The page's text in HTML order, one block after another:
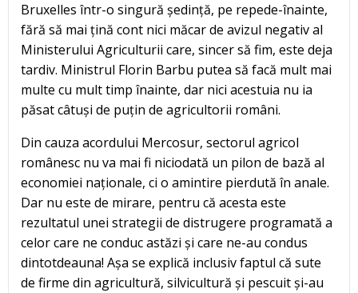
Bruxelles într-o singură ședință, pe repede-înainte,
fără să mai țină cont nici măcar de avizul negativ al
Ministerului Agriculturii care, sincer să fim, este deja
tardiv. Ministrul Florin Barbu putea să facă mult mai
multe cu mult timp înainte, dar nici acestuia nu ia
păsat câtuși de puțin de agricultorii români.
Din cauza acordului Mercosur, sectorul agricol
românesc nu va mai fi niciodată un pilon de bază al
economiei naționale, ci o amintire pierdută în anale.
Dar nu este de mirare, pentru că acesta este
rezultatul unei strategii de distrugere programată a
celor care ne conduc astăzi și care ne-au condus
dintotdeauna! Așa se explică inclusiv faptul că sute
de firme din agricultură, silvicultură și pescuit și-au